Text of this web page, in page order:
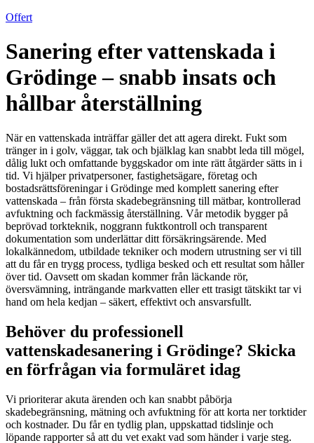
Offert
Sanering efter vattenskada i
Grödinge – snabb insats och
hållbar återställning
När en vattenskada inträffar gäller det att agera direkt. Fukt som
tränger in i golv, väggar, tak och bjälklag kan snabbt leda till mögel,
dålig lukt och omfattande byggskador om inte rätt åtgärder sätts in i
tid. Vi hjälper privatpersoner, fastighetsägare, företag och
bostadsrättsföreningar i Grödinge med komplett sanering efter
vattenskada – från första skadebegränsning till mätbar, kontrollerad
avfuktning och fackmässig återställning. Vår metodik bygger på
beprövad torkteknik, noggrann fuktkontroll och transparent
dokumentation som underlättar ditt försäkringsärende. Med
lokalkännedom, utbildade tekniker och modern utrustning ser vi till
att du får en trygg process, tydliga besked och ett resultat som håller
över tid. Oavsett om skadan kommer från läckande rör,
översvämning, inträngande markvatten eller ett trasigt tätskikt tar vi
hand om hela kedjan – säkert, effektivt och ansvarsfullt.
Behöver du professionell
vattenskadesanering i Grödinge? Skicka
en förfrågan via formuläret idag
Vi prioriterar akuta ärenden och kan snabbt påbörja
skadebegränsning, mätning och avfuktning för att korta ner torktider
och kostnader. Du får en tydlig plan, uppskattad tidslinje och
löpande rapporter så att du vet exakt vad som händer i varje steg.